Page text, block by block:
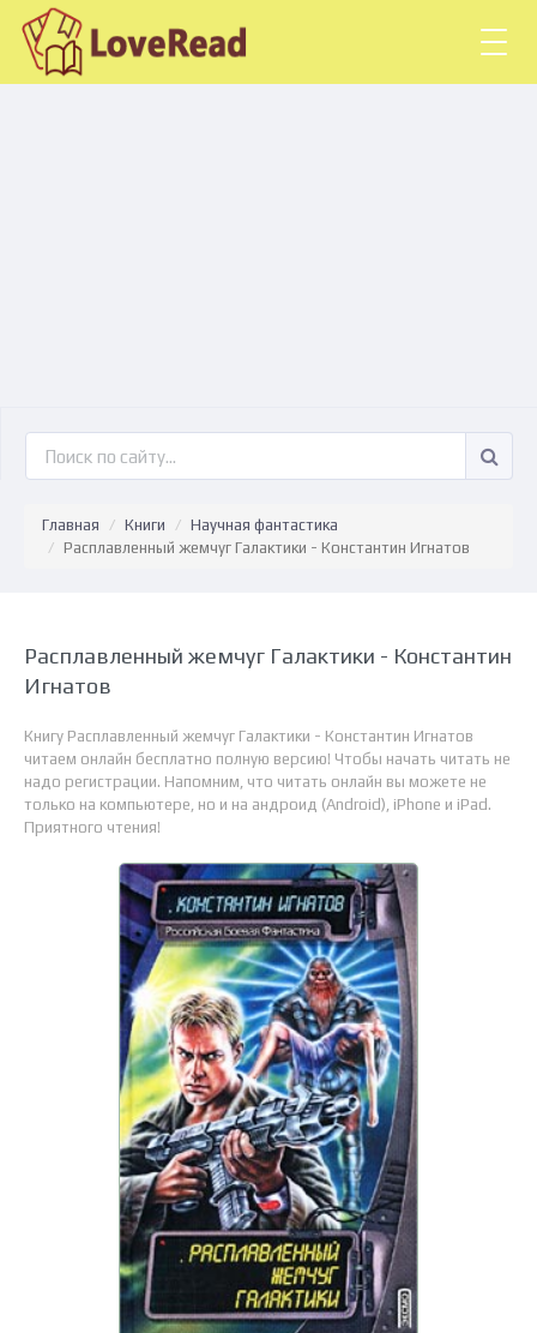
Главная Книги
Научная фантастика
Расплавленный жемчуг Галактики - Константин Игнатов
Расплавленный жемчуг Галактики - Константин
Игнатов
Книгу Расплавленный жемчуг Галактики - Константин Игнатов
читаем онлайн бесплатно полную версию! Чтобы начать читать не
надо регистрации. Напомним, что читать онлайн вы можете не
только на компьютере, но и на андроид (Android), iPhone и iPad.
Приятного чтения!